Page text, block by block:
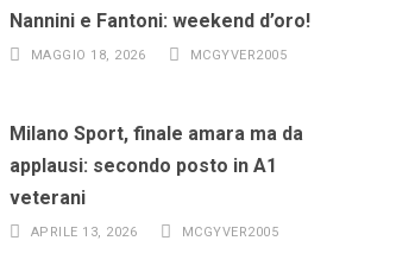
Nannini e Fantoni: weekend d’oro!
MAGGIO 18, 2026 MCGYVER2005
Milano Sport, finale amara ma da
applausi: secondo posto in A1
veterani
APRILE 13, 2026 MCGYVER2005